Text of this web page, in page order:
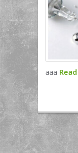
aaa